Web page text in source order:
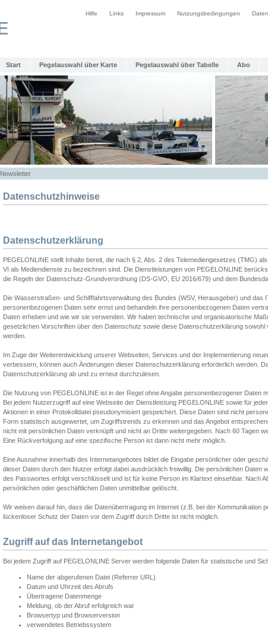
Hilfe Links Impressum Nutzungsbedingungen
Start Pegelauswahl über Karte Pegelauswahl über Tabelle Abo
Newsletter
Datenschutzhinweise
Datenschutzerklärung
PEGELONLINE stellt Inhalte bereit, die nach § 2, Abs. 2 des Telemediengesetzes (TMG)
VI als Mediendienste zu bezeichnen sind. Die Dienstleistungen von PEGELONLINE
die Regeln der Datenschutz-Grundverordnung (DS-GVO, EU 2016/679) und dem
Die Wasserstraßen- und Schifffahrtsverwaltung des Bundes (WSV, Herausgeber) und das
personenbezogenen Daten sehr ernst und behandeln ihre personenbezogenen Daten
Daten erheben und wie wir sie verwenden. Wir haben technische und organisatorische
gesetzlichen Vorschriften über den Datenschutz sowie diese Datenschutzerklärung
werden.
Im Zuge der Weiterentwicklung unserer Webseiten, Services und der Implementierung
verbessern, können auch Änderungen dieser Datenschutzerklärung erforderlich werden.
Datenschutzerklärung ab und zu erneut durchzulesen.
Die Nutzung von PEGELONLINE ist in der Regel ohne Angabe personenbezogener Daten
Bei jedem Nutzerzugriff auf eine Webseite der Dienstleistung PEGELONLINE sowie für
Aktionen in einer Protokolldatei pseudonymisiert gespeichert. Diese Daten sind nicht
Form statistisch ausgewertet, um Zugriffstrends zu erkennen und das Angebot
nicht mit persönlichen Daten verknüpft und nicht an Dritte weitergegeben. Nach 60 Tagen
Eine Rückverfolgung auf eine spezifische Person ist dann nicht mehr möglich.
Eine Ausnahme innerhalb des Internetangebotes bildet die Eingabe persönlicher oder
dieser Daten durch den Nutzer erfolgt dabei ausdrücklich freiwillig. Die persönlichen Daten
des Passwortes erfolgt verschlüsselt und ist für keine Person im Klartext einsehbar. Nach
persönlichen oder geschäftlichen Daten unmittelbar gelöscht.
Wir weisen darauf hin, dass die Datenübertragung im Internet (z.B. bei der Kommunikation
lückenloser Schutz der Daten vor dem Zugriff durch Dritte ist nicht möglich.
Zugriff auf das Internetangebot
Bei jedem Zugriff auf PEGELONLINE Server werden folgende Daten für statistische und
Name der abgerufenen Datei (Referrer URL)
Datum und Uhrzeit des Abrufs
Übertragene Datenmenge
Meldung, ob der Abruf erfolgreich war
Browsertyp und Browserversion
verwendetes Betriebssystem